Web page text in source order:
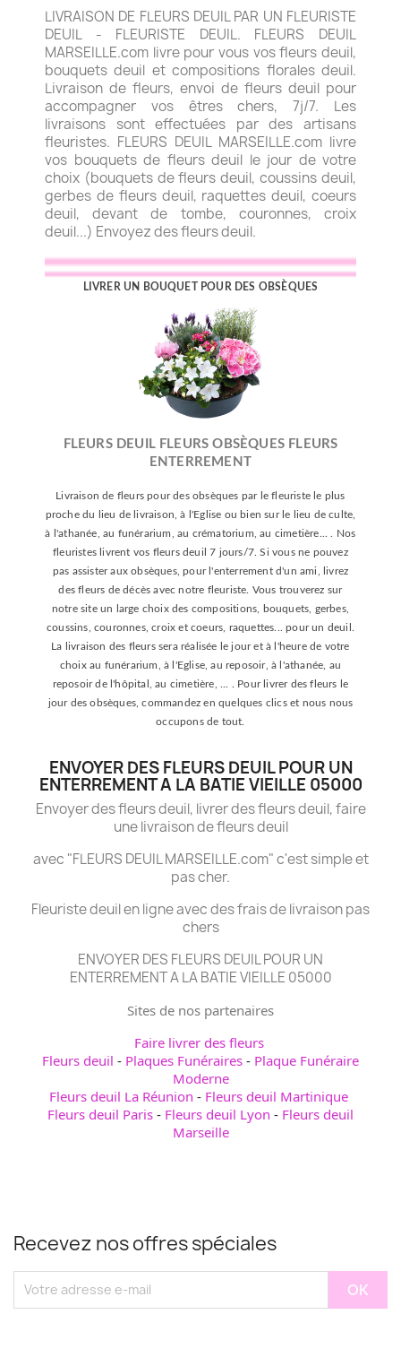
LIVRAISON DE FLEURS DEUIL PAR UN FLEURISTE
DEUIL - FLEURISTE DEUIL. FLEURS DEUIL
MARSEILLE.com livre pour vous vos fleurs deuil,
bouquets deuil et compositions florales deuil.
Livraison de fleurs, envoi de fleurs deuil pour
accompagner vos êtres chers, 7j/7. Les
livraisons sont effectuées par des artisans
fleuristes. FLEURS DEUIL MARSEILLE.com livre
vos bouquets de fleurs deuil le jour de votre
choix (bouquets de fleurs deuil, coussins deuil,
gerbes de fleurs deuil, raquettes deuil, coeurs
deuil, devant de tombe, couronnes, croix
deuil...) Envoyez des fleurs deuil.
LIVRER UN BOUQUET POUR DES OBSÈQUES
FLEURS DEUIL FLEURS OBSÈQUES FLEURS
ENTERREMENT
Livraison de fleurs pour des obsèques par le fleuriste le plus
proche du lieu de livraison, à l'Eglise ou bien sur le lieu de culte,
à l'athanée, au funérarium, au crématorium, au cimetière... . Nos
fleuristes livrent vos fleurs deuil 7 jours/7. Si vous ne pouvez
pas assister aux obsèques, pour l'enterrement d'un ami, livrez
des fleurs de décès avec notre fleuriste. Vous trouverez sur
notre site un large choix des compositions, bouquets, gerbes,
coussins, couronnes, croix et coeurs, raquettes... pour un deuil.
La livraison des fleurs sera réalisée le jour et à l'heure de votre
choix au funérarium, à l'Eglise, au reposoir, à l'athanée, au
reposoir de l'hôpital, au cimetière, ... . Pour livrer des fleurs le
jour des obsèques, commandez en quelques clics et nous nous
occupons de tout.
ENVOYER DES FLEURS DEUIL POUR UN
ENTERREMENT A LA BATIE VIEILLE 05000
Envoyer des fleurs deuil, livrer des fleurs deuil, faire
une livraison de fleurs deuil
avec "FLEURS DEUIL MARSEILLE.com" c'est simple et
pas cher.
Fleuriste deuil en ligne avec des frais de livraison pas
chers
ENVOYER DES FLEURS DEUIL POUR UN
ENTERREMENT A LA BATIE VIEILLE 05000
Sites de nos partenaires
Faire livrer des fleurs
Fleurs deuil - Plaques Funéraires - Plaque Funéraire
Moderne
Fleurs deuil La Réunion - Fleurs deuil Martinique
Fleurs deuil Paris - Fleurs deuil Lyon - Fleurs deuil
Marseille
Recevez nos offres spéciales